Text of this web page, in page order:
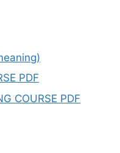
PDF
COURSE PDF